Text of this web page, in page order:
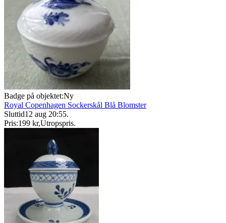
Badge på objektet:Ny
Royal Copenhagen Sockerskål Blå Blomster
Sluttid12 aug 20:55.
Pris:199 kr,Utropspris.